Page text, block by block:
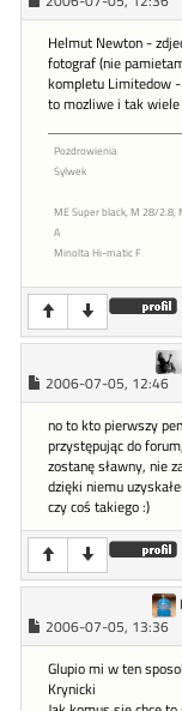
Helmut Newton -
fotograf (nie
kompletu Limitedow
to mozliwe i tak
Pozdrowienia
Sylwek
ME Super black, M 28/
A
Minolta Hi-matic F
2006-07-05, 12:46
no to kto pierwszy
przystępując do
zostanę sławny, nie
dzięki niemu
czy coś takiego :)
2006-07-05, 13:36
Glupio mi w ten
Krynicki